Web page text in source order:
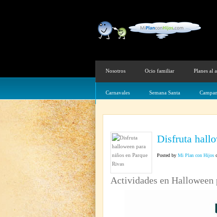
Nosotros Ocio familiar Planes al
Carnavales Semana Santa
Disfruta
Posted by Mi Plan con Hijos
Actividades en Halloween